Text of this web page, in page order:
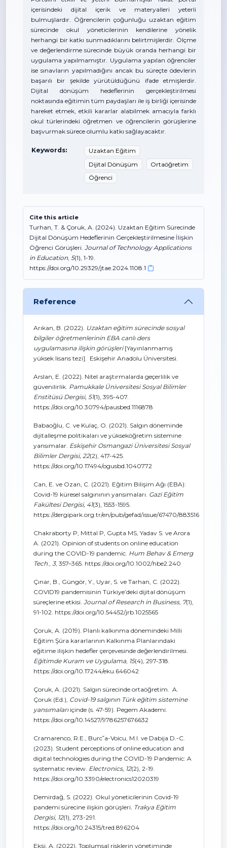
içerisindeki dijital içerik ve materyalleri yeterli
bulmuşlardır. Öğrencilerin çoğunluğu uzaktan eğitim
sürecinde okul yöneticilerinin kendilerine yönelik
herhangi bir katkı sunmadıklarını belirtmişlerdir. Ölçme
ve değerlendirme sürecinde büyük oranda herhangi bir
uygulama yapılmamıştır. Uygulama yapılan öğrenciler
ise sınavların yapılmadığını ancak bu süreçte ödevlerin
başarılı bir şekilde yürütüldüğünü ifade etmişlerdir.
Dijital dönüşüm hedeflerinin gerçekleştirilmesi
noktasında eğitimin tüm paydaşları ile iş birliği içerisinde
hareket etmek, etkili kararlar alabilmek amacıyla farklı
okul türlerindeki öğretmen ve öğrencilerin görüşlerine
başvurmak sürece olumlu katkı sağlayacaktır.
Keywords:
Uzaktan Eğitim
Dijital Dönüşüm
Ortaöğretim
Öğrenci
Cite this article
Turhan, T. & Çoruk, A. (2024). Uzaktan Eğitim Sürecinde
Dijital Dönüşüm Hedeflerinin Gerçekleştirilmesine İlişkin
Öğrenci Görüşleri. Journal of Technology Applications
in Education, 5(1), 1-19.
https://doi.org/10.29329/jtae.2024.1108.1
Reference
Arıkan, B. (2022). Uzaktan eğitim sürecinde sosyal
bilgiler öğretmenlerinin EBA canlı ders
uygulamasına ilişkin görüşleri[Yayınlanmamış
yüksek lisans tezi]. Eskişehir Anadolu Üniversitesi.
Arslan, E. (2022). Nitel araştırmalarda geçerlilik ve
güvenilirlik. Pamukkale Üniversitesi Sosyal Bilimler
Enstitüsü Dergisi, 51(1), 395-407.
https://doi.org/10.30794/pausbed.1116878
Babaoğlu, C. ve Kulaç, O. (2021). Salgın döneminde
dijitalleşme politikaları ve yükseköğretim sistemine
yansımalar. Eskişehir Osmangazi Üniversitesi Sosyal
Bilimler Dergisi, 22(2), 417-425.
https://doi.org/10.17494/ogusbd.1040772
Can, E. ve Ozan, C. (2021). Eğitim Bilişim Ağı (EBA):
Covid-19 küresel salgınının yansımaları. Gazi Eğitim
Fakültesi Dergisi, 41(3), 1553-1595.
https://dergipark.org.tr/en/pub/gefad/issue/67470/883516
Chakraborty P, Mittal P, Gupta MS, Yadav S. ve Arora
A. (2021). Opinion of students on online education
during the COVID-19 pandemic. Hum Behav & Emerg
Tech., 3, 357–365. https://doi.org/10.1002/hbe2.240
Çınar, B., Güngör, Y., Uyar, S. ve Tarhan, C. (2022).
COVID19 pandemisinin Türkiye’deki dijital dönüşüm
süreçlerine etkisi. Journal of Research in Business, 7(1),
91-102. https://doi.org/10.54452/jrb.1025565
Çoruk, A. (2019). Planlı kalkınma dönemindeki Milli
Eğitim Şûra kararlarının Kalkınma Planlarındaki
eğitime ilişkin hedefler çerçevesinde değerlendirilmesi.
Eğitimde Kuram ve Uygulama, 15(4), 297-318.
https://doi.org/10.17244/eku.646042
Çoruk, A. (2021). Salgın sürecinde ortaöğretim. A.
Çoruk (Ed.), Covid-19 salgının Türk eğitim sistemine
yansımalarıiçinde (s. 47-59). Pegem Akademi.
https://doi.org/10.14527/9786257676632
Cramarenco, R.E., Burc˘a-Voicu, M.I. ve Dabija D.-C.
(2023). Student perceptions of online education and
digital technologies during the COVID-19 Pandemic: A
systematic review. Electronics, 12(2), 2-19.
https://doi.org/10.3390/electronics12020319
Demirdağ, S. (2022). Okul yöneticilerinin Covid-19
pandemi sürecine ilişkin görüşleri. Trakya Eğitim
Dergisi, 12(1), 273-291.
https://doi.org/10.24315/tred.896204
Ekşi, A. (2022). Toplumsal risklerin yönetiminde